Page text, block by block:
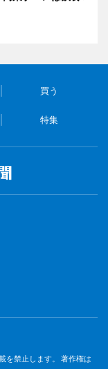
買う
特集
を禁止します。 著作権は